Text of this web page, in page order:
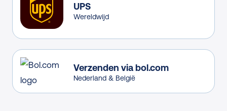
UPS
Wereldwijd
Verzenden via bol.com
Nederland & België